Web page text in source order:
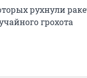
рухнули
грохота